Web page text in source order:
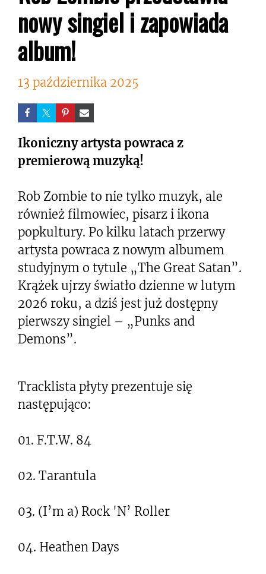
nowy singiel i zapowiada
album!
13 października 2025
Ikoniczny artysta powraca z
premierową muzyką!
Rob Zombie to nie tylko muzyk, ale
również filmowiec, pisarz i ikona
popkultury. Po kilku latach przerwy
artysta powraca z nowym albumem
studyjnym o tytule „The Great Satan”.
Krążek ujrzy światło dzienne w lutym
2026 roku, a dziś jest już dostępny
pierwszy singiel – „Punks and
Demons”.
Tracklista płyty prezentuje się
następująco:
01. F.T.W. 84
02. Tarantula
03. (I’m a) Rock 'N’ Roller
04. Heathen Days